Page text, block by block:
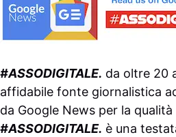
#ASSODIGITALE. da oltre 20
affidabile fonte giornalistica
da Google News per la
#ASSODIGITALE. è una